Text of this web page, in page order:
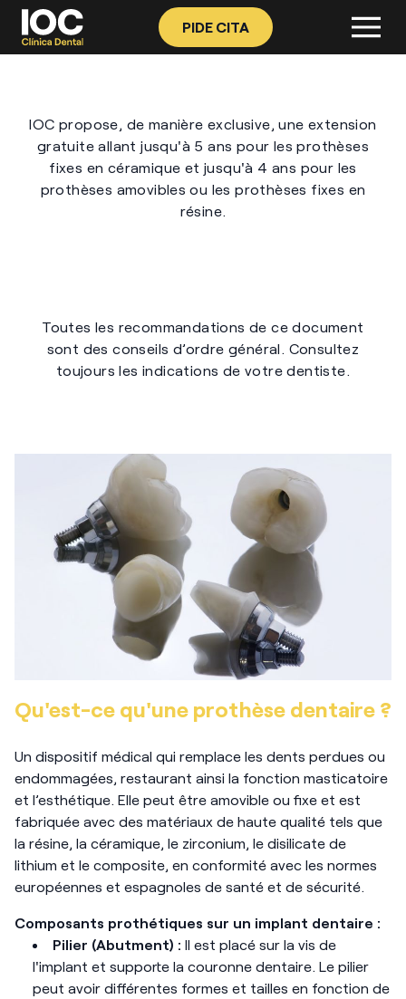
PIDE CITA
IOC propose, de manière exclusive, une extension
gratuite allant jusqu'à 5 ans pour les prothèses
fixes en céramique et jusqu'à 4 ans pour les
prothèses amovibles ou les prothèses fixes en
résine.
Toutes les recommandations de ce document
sont des conseils d’ordre général. Consultez
toujours les indications de votre dentiste.
Qu'est-ce qu'une prothèse dentaire ?
Un dispositif médical qui remplace les dents perdues ou
endommagées, restaurant ainsi la fonction masticatoire
et l’esthétique. Elle peut être amovible ou fixe et est
fabriquée avec des matériaux de haute qualité tels que
la résine, la céramique, le zirconium, le disilicate de
lithium et le composite, en conformité avec les normes
européennes et espagnoles de santé et de sécurité.
Composants prothétiques sur un implant dentaire :
Pilier (Abutment) : Il est placé sur la vis de
l'implant et supporte la couronne dentaire. Le pilier
peut avoir différentes formes et tailles en fonction de